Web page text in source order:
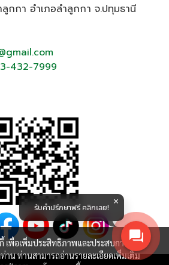
กกา อำเภอลำลูกกา จ.ปทุมธานี
432-7999
เพื่อเพิ่มประสิทธิภาพและประสบการณ์ที่ดี
ท่าน ท่านสามารถอ่านรายละเอียดเพิ่มเติม
รับคำปรึกษาฟรี คลิกเลย!